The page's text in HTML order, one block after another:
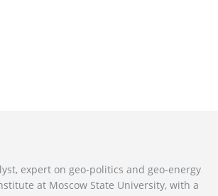
expert on geo-politics and geo-energy
at Moscow State University, with a